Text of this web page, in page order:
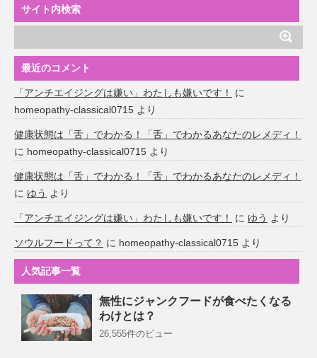
サイト内検索
最近のコメント
「アンチエイジングは嫌い」わたしも嫌いです！
に
homeopathy-classical0715 より
健康状態は「舌」でわかる！「舌」でわかるあなたのレメディ！
に homeopathy-classical0715 より
健康状態は「舌」でわかる！「舌」でわかるあなたのレメディ！
に ゆう より
「アンチエイジングは嫌い」わたしも嫌いです！ に ゆう より
ソウルフードって？ に homeopathy-classical0715 より
人気記事一覧
無性にジャンクフードが食べたくなる
わけとは？
26,555件のビュー